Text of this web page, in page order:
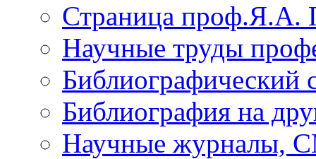
Страница проф.Я.А.
Научные труды
Библиографический
Библиография на
Научные журналы,